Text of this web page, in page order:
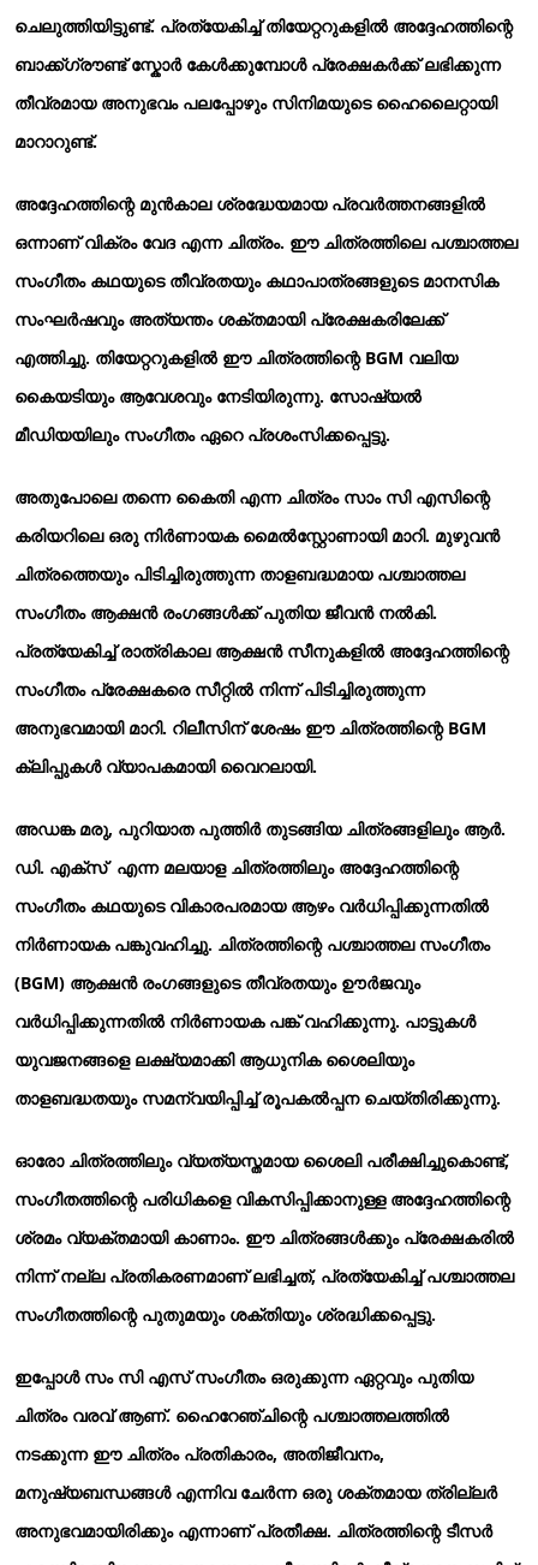
ചെലുത്തിയിട്ടുണ്ട്. പ്രത്യേകിച്ച് തിയേറ്ററുകളിൽ അദ്ദേഹത്തിന്റെ
ബാക്ക്ഗ്രൗണ്ട് സ്കോർ കേൾക്കുമ്പോൾ പ്രേക്ഷകർക്ക് ലഭിക്കുന്ന
തീവ്രമായ അനുഭവം പലപ്പോഴും സിനിമയുടെ ഹൈലൈറ്റായി
മാറാറുണ്ട്.
അദ്ദേഹത്തിന്റെ മുൻകാല ശ്രദ്ധേയമായ പ്രവർത്തനങ്ങളിൽ
ഒന്നാണ് വിക്രം വേദ എന്ന ചിത്രം. ഈ ചിത്രത്തിലെ പശ്ചാത്തല
സംഗീതം കഥയുടെ തീവ്രതയും കഥാപാത്രങ്ങളുടെ മാനസിക
സംഘർഷവും അത്യന്തം ശക്തമായി പ്രേക്ഷകരിലേക്ക്
എത്തിച്ചു. തിയേറ്ററുകളിൽ ഈ ചിത്രത്തിന്റെ BGM വലിയ
കൈയടിയും ആവേശവും നേടിയിരുന്നു. സോഷ്യൽ
മീഡിയയിലും സംഗീതം ഏറെ പ്രശംസിക്കപ്പെട്ടു.
അതുപോലെ തന്നെ കൈതി എന്ന ചിത്രം സാം സി എസിന്റെ
കരിയറിലെ ഒരു നിർണായക മൈൽസ്റ്റോണായി മാറി. മുഴുവൻ
ചിത്രത്തെയും പിടിച്ചിരുത്തുന്ന താളബദ്ധമായ പശ്ചാത്തല
സംഗീതം ആക്ഷൻ രംഗങ്ങൾക്ക് പുതിയ ജീവൻ നൽകി.
പ്രത്യേകിച്ച് രാത്രികാല ആക്ഷൻ സീനുകളിൽ അദ്ദേഹത്തിന്റെ
സംഗീതം പ്രേക്ഷകരെ സീറ്റിൽ നിന്ന് പിടിച്ചിരുത്തുന്ന
അനുഭവമായി മാറി. റിലീസിന് ശേഷം ഈ ചിത്രത്തിന്റെ BGM
ക്ലിപ്പുകൾ വ്യാപകമായി വൈറലായി.
അഡങ്ക മരു, പുറിയാത പുത്തിർ തുടങ്ങിയ ചിത്രങ്ങളിലും ആർ.
ഡി. എക്സ് എന്ന മലയാള ചിത്രത്തിലും അദ്ദേഹത്തിന്റെ
സംഗീതം കഥയുടെ വികാരപരമായ ആഴം വർധിപ്പിക്കുന്നതിൽ
നിർണായക പങ്കുവഹിച്ചു. ചിത്രത്തിന്റെ പശ്ചാത്തല സംഗീതം
(BGM) ആക്ഷൻ രംഗങ്ങളുടെ തീവ്രതയും ഊർജവും
വർധിപ്പിക്കുന്നതിൽ നിർണായക പങ്ക് വഹിക്കുന്നു. പാട്ടുകൾ
യുവജനങ്ങളെ ലക്ഷ്യമാക്കി ആധുനിക ശൈലിയും
താളബദ്ധതയും സമന്വയിപ്പിച്ച് രൂപകൽപ്പന ചെയ്തിരിക്കുന്നു.
ഓരോ ചിത്രത്തിലും വ്യത്യസ്തമായ ശൈലി പരീക്ഷിച്ചുകൊണ്ട്,
സംഗീതത്തിന്റെ പരിധികളെ വികസിപ്പിക്കാനുള്ള അദ്ദേഹത്തിന്റെ
ശ്രമം വ്യക്തമായി കാണാം. ഈ ചിത്രങ്ങൾക്കും പ്രേക്ഷകരിൽ
നിന്ന് നല്ല പ്രതികരണമാണ് ലഭിച്ചത്, പ്രത്യേകിച്ച് പശ്ചാത്തല
സംഗീതത്തിന്റെ പുതുമയും ശക്തിയും ശ്രദ്ധിക്കപ്പെട്ടു.
ഇപ്പോൾ സം സി എസ് സംഗീതം ഒരുക്കുന്ന ഏറ്റവും പുതിയ
ചിത്രം വരവ് ആണ്. ഹൈറേഞ്ചിന്റെ പശ്ചാത്തലത്തിൽ
നടക്കുന്ന ഈ ചിത്രം പ്രതികാരം, അതിജീവനം,
മനുഷ്യബന്ധങ്ങൾ എന്നിവ ചേർന്ന ഒരു ശക്തമായ ത്രില്ലർ
അനുഭവമായിരിക്കും എന്നാണ് പ്രതീക്ഷ. ചിത്രത്തിന്റെ ടീസർ